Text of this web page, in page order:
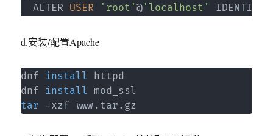
  ALTER
USER 'root'@ 'localhost'
d.安装/配置Apache
dnf install
httpd
dnf install
tar -xzf www.tar.gz